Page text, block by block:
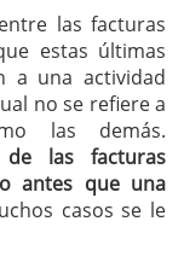
las facturas
estas últimas
a una actividad
no se refiere a
las demás.
de las facturas
antes que una
casos se le